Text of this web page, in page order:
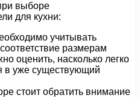
выборе
для кухни:
учитывать
размерам
оценить, насколько легко
в уже существующий
стоит обратить внимание